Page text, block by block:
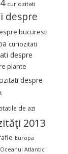
curiozitati
despre
bucuresti
curiozitati
despre
plante
despre
de azi
2013
Europa
Oceanul Atlantic